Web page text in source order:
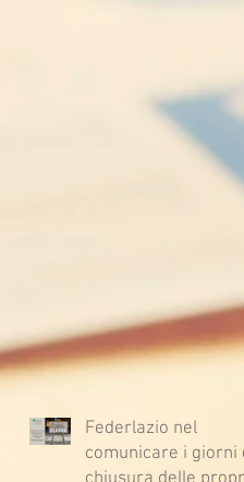
Federlazio nel
comunicare i giorni